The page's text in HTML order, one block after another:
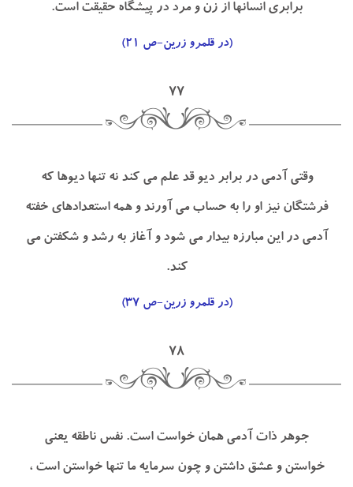
برابري انسانها از زن و مرد در پيشگاه حقيقت است.
(در قلمرو زرين-ص ۲۱)
۷۷
وقتي آدمي در برابر ديو قد علم مي كند نه تنها ديوها كه
فرشتگان نيز او را به حساب مي آورند و همه استعدادهاي خفته
آدمي در اين مبارزه بيدار مي شود و آغاز به رشد و شكفتن مي
كند.
(در قلمرو زرين-ص ۳۷)
۷۸
جوهر ذات آدمي همان خواست است. نفس ناطقه يعني
خواستن و عشق داشتن و چون سرمايه ما تنها خواستن است ،